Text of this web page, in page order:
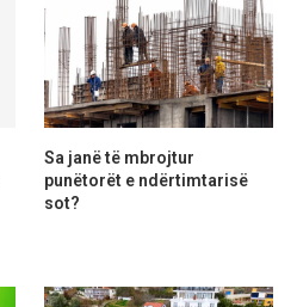
Sa janë të mbrojtur
punëtorët e ndërtimtarisë
sot?